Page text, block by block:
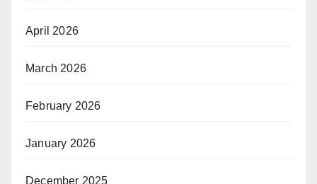
April 2026
March 2026
February 2026
January 2026
December 2025